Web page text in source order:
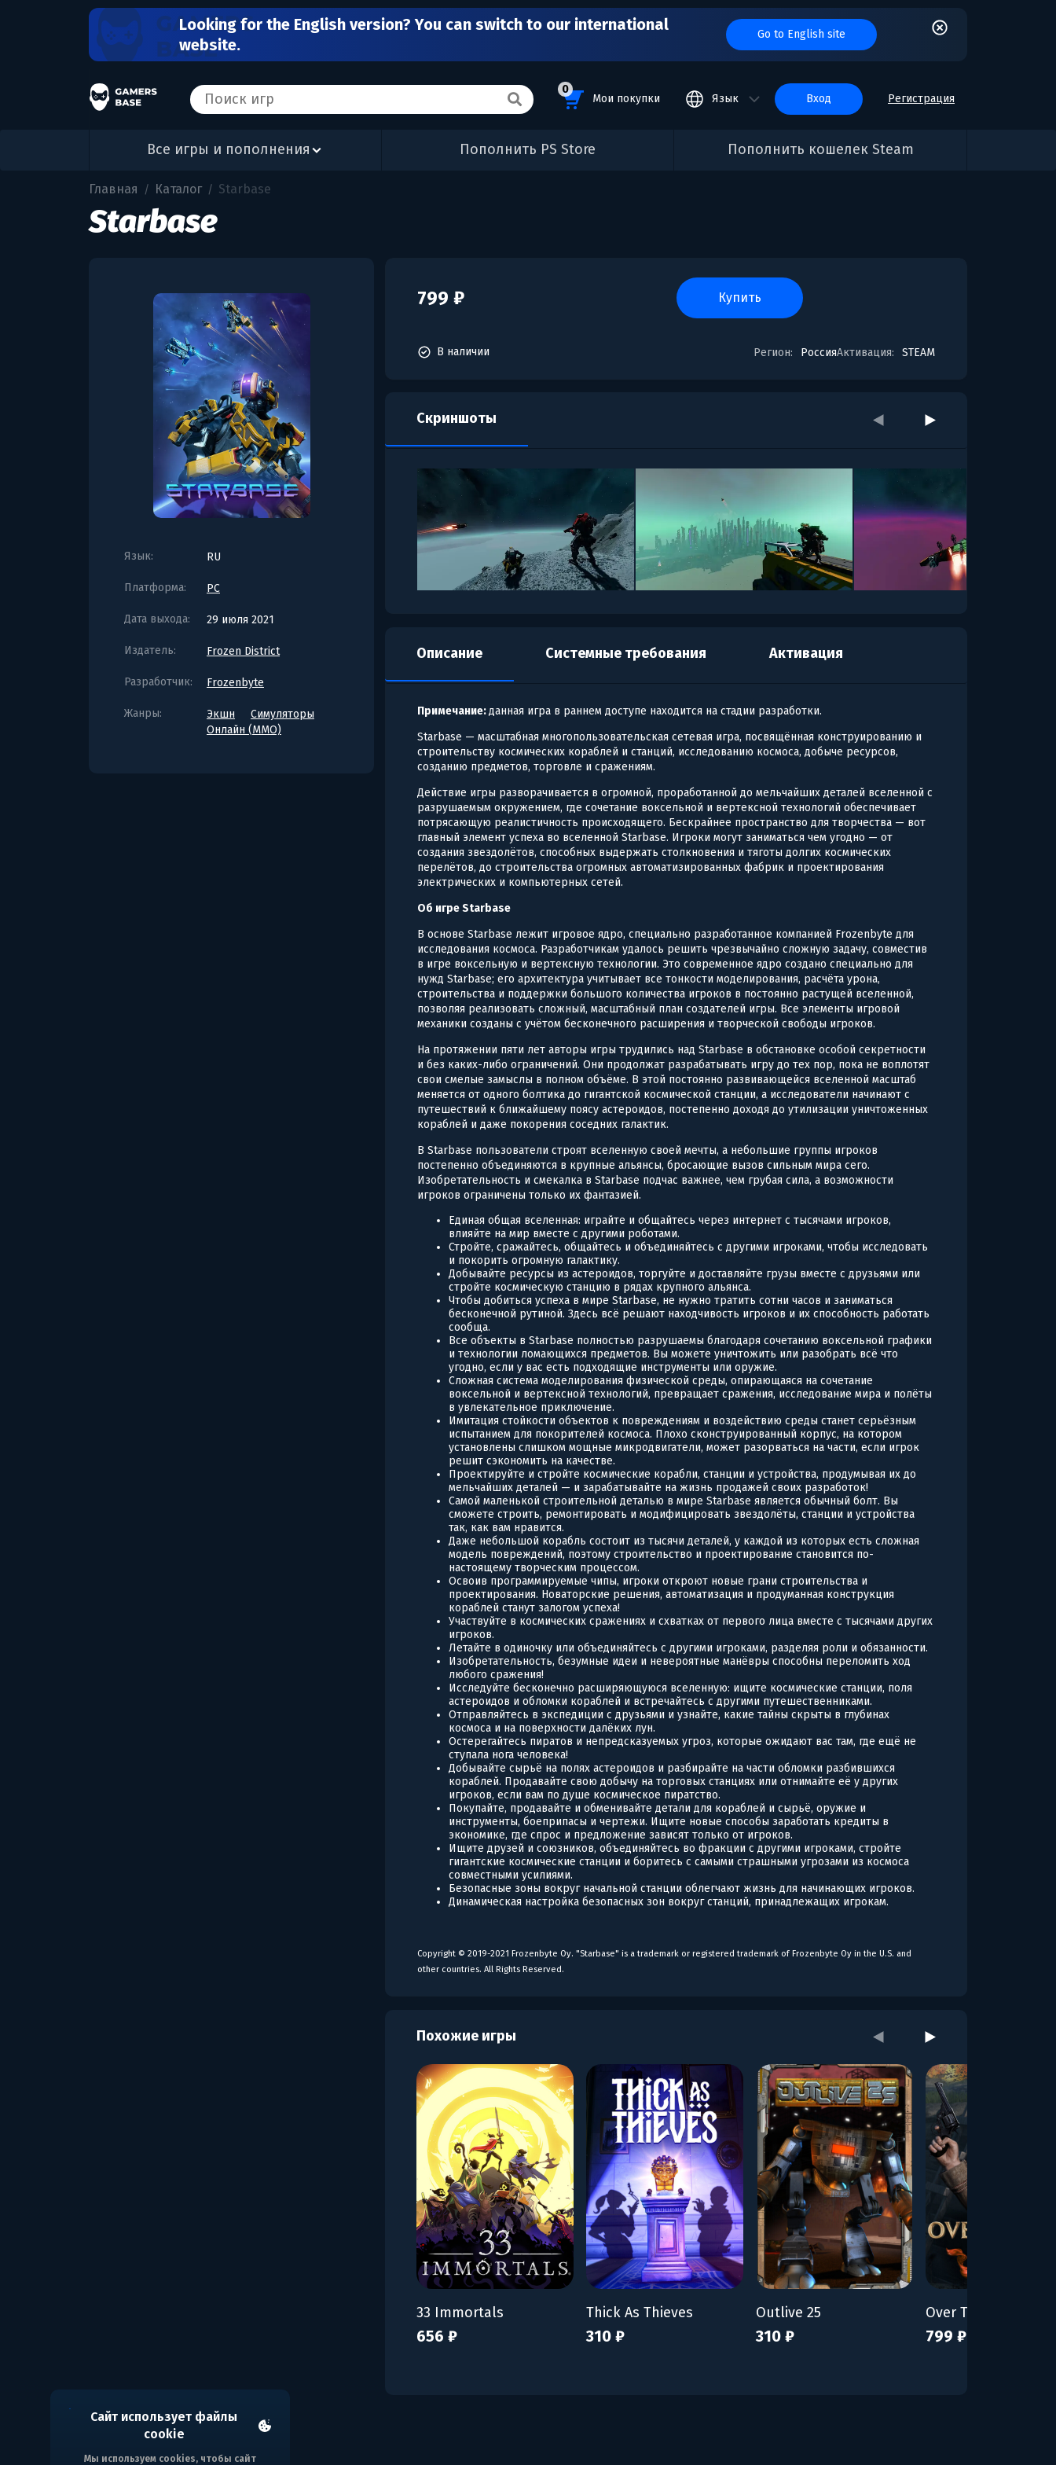
Looking for the English version? You can switch to our international
website.
Go to English site
0
Мои покупки Язык вход Регистрация
Все игры и пополнения Пополнить PS Store Пополнить кошелек Steam
Сайт использует файлы
cookie
Мы используем cookies, чтобы сайт
Главная / Каталог / Starbase
Starbase
Язык: RU
Платформа: PC
Дата выхода: 29 июля 2021
Издатель: Frozen District
Разработчик: Frozenbyte
Жанры: Экшн
Симуляторы
Онлайн (MMO)
799 ₽ купить
Регион: РоссияАктивация: STEAM
В наличии
Скриншоты
Описание Системные требования Активация
Примечание:данная игра в раннем доступе находится на стадии разработки.
Starbase — масштабная многопользовательская сетевая игра, посвящённая конструированию и
строительству космических кораблей и станций, исследованию космоса, добыче ресурсов,
созданию предметов, торговле и сражениям.
Действие игры разворачивается в огромной, проработанной до мельчайших деталей вселенной с
разрушаемым окружением, где сочетание воксельной и вертексной технологий обеспечивает
потрясающую реалистичность происходящего. Бескрайнее пространство для творчества — вот
главный элемент успеха во вселенной Starbase. Игроки могут заниматься чем угодно — от
создания звездолётов, способных выдержать столкновения и тяготы долгих космических
перелётов, до строительства огромных автоматизированных фабрик и проектирования
электрических и компьютерных сетей.
Об игре Starbase
В основе Starbase лежит игровое ядро, специально разработанное компанией Frozenbyte для
исследования космоса. Разработчикам удалось решить чрезвычайно сложную задачу, совместив
в игре воксельную и вертексную технологии. Это современное ядро создано специально для
нужд Starbase; его архитектура учитывает все тонкости моделирования, расчёта урона,
строительства и поддержки большого количества игроков в постоянно растущей вселенной,
позволяя реализовать сложный, масштабный план создателей игры. Все элементы игровой
механики созданы с учётом бесконечного расширения и творческой свободы игроков.
На протяжении пяти лет авторы игры трудились над Starbase в обстановке особой секретности
и без каких-либо ограничений. Они продолжат разрабатывать игру до тех пор, пока не воплотят
свои смелые замыслы в полном объёме. В этой постоянно развивающейся вселенной масштаб
меняется от одного болтика до гигантской космической станции, а исследователи начинают с
путешествий к ближайшему поясу астероидов, постепенно доходя до утилизации уничтоженных
кораблей и даже покорения соседних галактик.
В Starbase пользователи строят вселенную своей мечты, а небольшие группы игроков
постепенно объединяются в крупные альянсы, бросающие вызов сильным мира сего.
Изобретательность и смекалка в Starbase подчас важнее, чем грубая сила, а возможности
игроков ограничены только их фантазией.
Единая общая вселенная: играйте и общайтесь через интернет с тысячами игроков,
влияйте на мир вместе с другими роботами.
Стройте, сражайтесь, общайтесь и объединяйтесь с другими игроками, чтобы исследовать
и покорить огромную галактику.
Добывайте ресурсы из астероидов, торгуйте и доставляйте грузы вместе с друзьями или
стройте космическую станцию в рядах крупного альянса.
Чтобы добиться успеха в мире Starbase, не нужно тратить сотни часов и заниматься
бесконечной рутиной. Здесь всё решают находчивость игроков и их способность работать
сообща.
Все объекты в Starbase полностью разрушаемы благодаря сочетанию воксельной графики
и технологии ломающихся предметов. Вы можете уничтожить или разобрать всё что
угодно, если у вас есть подходящие инструменты или оружие.
Сложная система моделирования физической среды, опирающаяся на сочетание
воксельной и вертексной технологий, превращает сражения, исследование мира и полёты
в увлекательное приключение.
Имитация стойкости объектов к повреждениям и воздействию среды станет серьёзным
испытанием для покорителей космоса. Плохо сконструированный корпус, на котором
установлены слишком мощные микродвигатели, может разорваться на части, если игрок
решит сэкономить на качестве.
Проектируйте и стройте космические корабли, станции и устройства, продумывая их до
мельчайших деталей — и зарабатывайте на жизнь продажей своих разработок!
Самой маленькой строительной деталью в мире Starbase является обычный болт. Вы
сможете строить, ремонтировать и модифицировать звездолёты, станции и устройства
так, как вам нравится.
Даже небольшой корабль состоит из тысячи деталей, у каждой из которых есть сложная
модель повреждений, поэтому строительство и проектирование становится по-
настоящему творческим процессом.
Освоив программируемые чипы, игроки откроют новые грани строительства и
проектирования. Новаторские решения, автоматизация и продуманная конструкция
кораблей станут залогом успеха!
Участвуйте в космических сражениях и схватках от первого лица вместе с тысячами других
игроков.
Летайте в одиночку или объединяйтесь с другими игроками, разделяя роли и обязанности.
Изобретательность, безумные идеи и невероятные манёвры способны переломить ход
любого сражения!
Исследуйте бесконечно расширяющуюся вселенную: ищите космические станции, поля
астероидов и обломки кораблей и встречайтесь с другими путешественниками.
Отправляйтесь в экспедиции с друзьями и узнайте, какие тайны скрыты в глубинах
космоса и на поверхности далёких лун.
Остерегайтесь пиратов и непредсказуемых угроз, которые ожидают вас там, где ещё не
ступала нога человека!
Добывайте сырьё на полях астероидов и разбирайте на части обломки разбившихся
кораблей. Продавайте свою добычу на торговых станциях или отнимайте её у других
игроков, если вам по душе космическое пиратство.
Покупайте, продавайте и обменивайте детали для кораблей и сырьё, оружие и
инструменты, боеприпасы и чертежи. Ищите новые способы заработать кредиты в
экономике, где спрос и предложение зависят только от игроков.
Ищите друзей и союзников, объединяйтесь во фракции с другими игроками, стройте
гигантские космические станции и боритесь с самыми страшными угрозами из космоса
совместными усилиями.
Безопасные зоны вокруг начальной станции облегчают жизнь для начинающих игроков.
Динамическая настройка безопасных зон вокруг станций, принадлежащих игрокам.
Copyright © 2019-2021 Frozenbyte Oy. "Starbase" is a trademark or registered trademark of Frozenbyte Oy in the U.S. and
other countries. All Rights Reserved.
Похожие игры
33 Immortals
656 ₽
Thick As Thieves
310 ₽
Outlive 25
310 ₽
Over The Top: WWI
799 ₽